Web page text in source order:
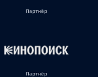
Партнёр
Партнёр